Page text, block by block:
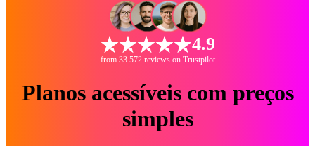
4.9
from 33.572 reviews on Trustpilot
Planos acessíveis com preços
simples